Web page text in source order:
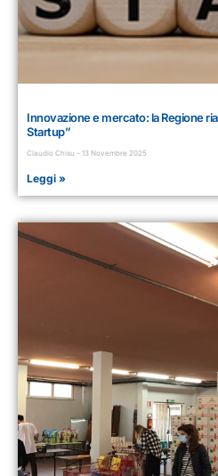
Innovazione e mercato: la Regione
Startup”
Claudio Chisu 13 Novembre 2025
Leggi »